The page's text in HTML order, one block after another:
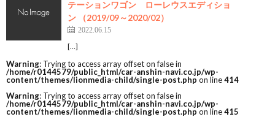
テーションワゴン ローレウスエディショ
ン （2019/09～2020/02）
2022.06.15
[…]
Warning: Trying to access array offset on false in
/home/r0144579/public_html/car-anshin-navi.co.jp/wp-
content/themes/lionmedia-child/single-post.php on line414
Warning: Trying to access array offset on false in
/home/r0144579/public_html/car-anshin-navi.co.jp/wp-
content/themes/lionmedia-child/single-post.php on line415